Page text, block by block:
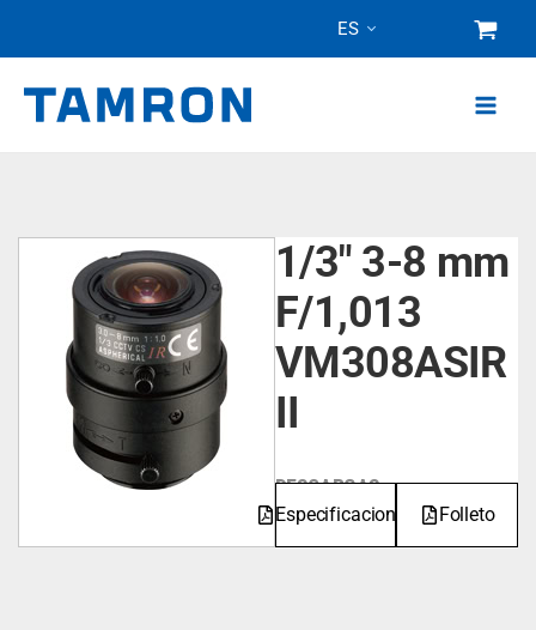
contenido
ES
1/3" 3-8 mm
F/1,013
VM308ASIR
II
DESCARGAS
Especificaciones Folleto